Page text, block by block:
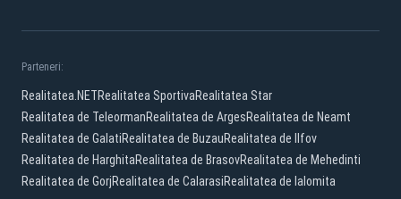
Parteneri:
Realitatea.NETRealitatea SportivaRealitatea Star
Realitatea de TeleormanRealitatea de ArgesRealitatea de Neamt
Realitatea de GalatiRealitatea de BuzauRealitatea de Ilfov
Realitatea de HarghitaRealitatea de BrasovRealitatea de Mehedinti
Realitatea de GorjRealitatea de CalarasiRealitatea de Ialomita